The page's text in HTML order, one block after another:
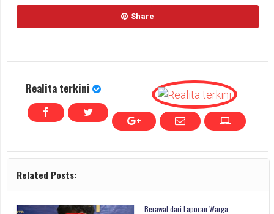
Share
Realita terkini
Related Posts:
Berawal dari Laporan Warga,